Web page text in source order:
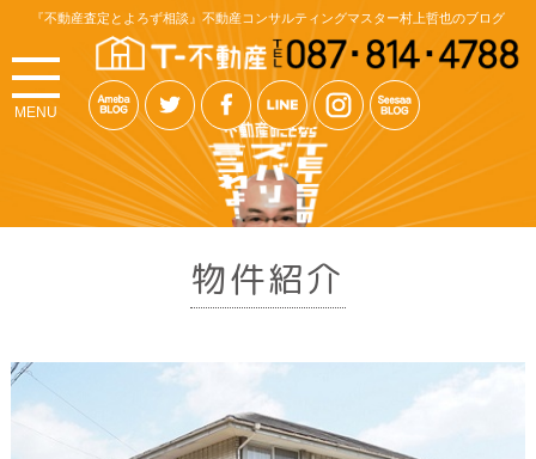
『不動産査定とよろず相談』不動産コンサルティングマスター村上哲也のブログ
MENU
物件紹介